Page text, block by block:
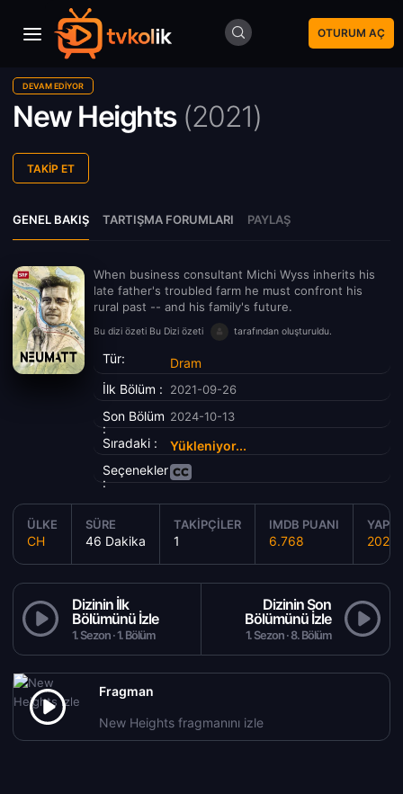
OTURUM AÇ
DEVAM EDIYOR
New Heights (2021)
TAKIP ET
GENEL BAKIŞ TARTIŞMA FORUMLARI PAYLAŞ
When business consultant Michi Wyss inherits his
late father's troubled farm he must confront his
rural past -- and his family's future.
Bu dizi özeti Bu Dizi özeti tarafından oluşturuldu.
Tür:
Dram
İlk Bölüm :
2021-09-26
Son Bölüm
:
2024-10-13
Sıradaki :
Yükleniyor...
Seçenekler
:
ÜLKE
CH
SÜRE
46 Dakika
TAKIPÇILER
1
IMDB PUANI
6.768 2021
Dizinin İlk
Bölümünü İzle
1. Sezon · 1. Bölüm
Dizinin Son
Bölümünü İzle
1. Sezon · 8. Bölüm
Fragman
New Heights fragmanını izle